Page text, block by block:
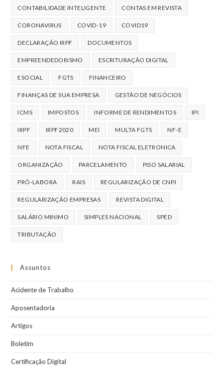
CONTABILIDADE INTELIGENTE CONTAS EM REVISTA
CORONAVIRUS COVID-19 COVID19
DECLARAÇÃO IRPF DOCUMENTOS
EMPREENDEDORISMO ESCRITURAÇÃO DIGITAL
ESOCIAL FGTS FINANCEIRO
FINANÇAS DE SUA EMPRESA GESTÃO DE NEGÓCIOS
ICMS IMPOSTOS INFORME DE RENDIMENTOS IPI
IRPF IRPF2020 MEI MULTA FGTS NF-E
NFE NOTA FISCAL NOTA FISCAL ELETRONICA
ORGANIZAÇÃO PARCELAMENTO PISO SALARIAL
PRÓ-LABORA RAIS REGULARIZAÇÃO DE CNPJ
REGULARIZAÇÃO EMPRESAS REVISTA DIGITAL
SALÁRIO MINIMO SIMPLES NACIONAL SPED
TRIBUTAÇÃO
Assuntos
Acidente de Trabalho
Aposentadoria
Artigos
Boletim
Certificação Digital